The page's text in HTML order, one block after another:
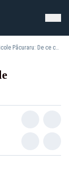
Realitatea Medicală cu Nicole Păcuraru: De ce căscăm?